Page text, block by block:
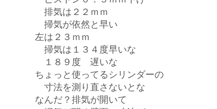
排気は２２ｍｍ
掃気が依然と早い
左は２３ｍｍ
掃気は１３４度早いな
１８９度 遅いな
ちょっと使ってるシリンダーの
寸法を測り直さないとな
なんだ？排気が開いて